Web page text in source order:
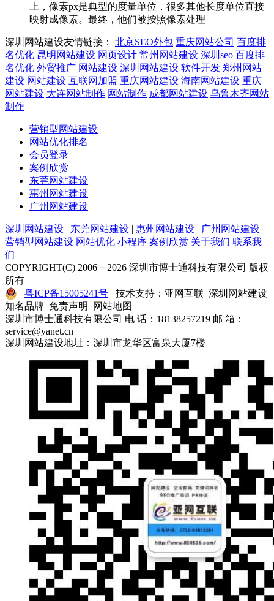
上，像素px是典型的度量单位，很多其他长度单位直接
映射成像素。最终，他们被按照像素处理
深圳网站建设友情链接： 北京SEO外包 重庆网站公司 百度排
名优化 昆明网站建设 网页设计 常州网站建设 深圳seo 百度排
名优化 外贸推广 网站建设 深圳网站建设 软件开发 郑州网站
建设 网站建设 互联网加盟 重庆网站建设 海南网站建设 重庆
网站建设 大连网站制作 网站制作 成都网站建设 乌鲁木齐网站
制作
营销型网站建设
网站优化排名
会员登录
案例欣赏
东莞网站建设
惠州网站建设
广州网站建设
深圳网站建设 | 东莞网站建设 | 惠州网站建设 | 广州网站建设
营销型网站建设 网站优化 小程序 案例欣赏 关于我们 联系我
们
COPYRIGHT(C) 2006－2026 深圳市博士通科技有限公司 版权
所有
粤ICP备15005241号 技术支持：亚网互联 深圳网站建设
知名品牌 免责声明 网站地图
深圳市博士通科技有限公司 电 话：18138257219 邮 箱：
service@yanet.cn
深圳网站建设地址：深圳市龙华区富泉大厦7楼